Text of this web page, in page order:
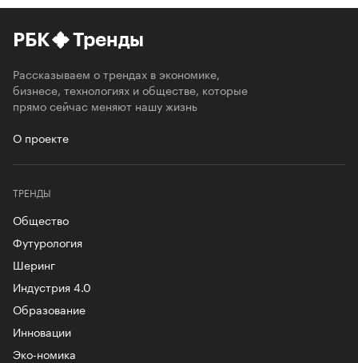
РБК Тренды
Рассказываем о трендах в экономике,
бизнесе, технологиях и обществе, которые
прямо сейчас меняют нашу жизнь
О проекте
ТРЕНДЫ
Общество
Футурология
Шеринг
Индустрия 4.0
Образование
Инновации
Эко-номика